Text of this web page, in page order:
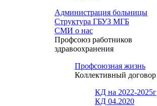
Администрация больницы
Структура ГБУЗ МГБ
СМИ о нас
Профсоюз работников
здравоохранения
Профсоюзная жизнь
Коллективный договор
КД на 2022-2025г
КД 04.2020